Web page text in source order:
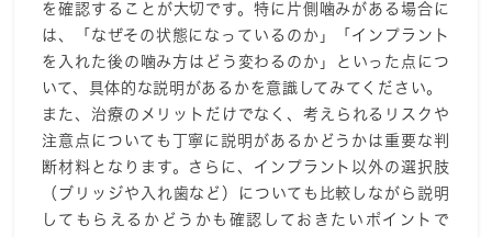
を確認することが大切です。特に片側噛みがある場合に
は、「なぜその状態になっているのか」「インプラント
を入れた後の噛み方はどう変わるのか」といった点につ
いて、具体的な説明があるかを意識してみてください。
また、治療のメリットだけでなく、考えられるリスクや
注意点についても丁寧に説明があるかどうかは重要な判
断材料となります。さらに、インプラント以外の選択肢
（ブリッジや入れ歯など）についても比較しながら説明
してもらえるかどうかも確認しておきたいポイントで